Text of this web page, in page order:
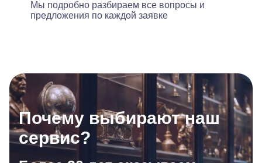
Мы подробно разбираем все вопросы и
предложения по каждой заявке
Почему выбирают наш
сервис?